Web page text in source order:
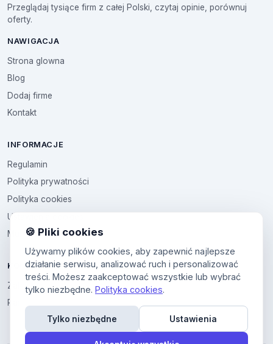
Przeglądaj tysiące firm z całej Polski, czytaj opinie, porównuj
oferty.
NAWIGACJA
Strona glowna
Blog
Dodaj firme
Kontakt
INFORMACJE
Regulamin
Polityka prywatności
Polityka cookies
Ustawienia cookies
Multikod
KONTO
Zaloguj sie
Panel uzytkownika
🍪 Pliki cookies
Używamy plików cookies, aby zapewnić najlepsze
działanie serwisu, analizować ruch i personalizować
treści. Możesz zaakceptować wszystkie lub wybrać
tylko niezbędne. Polityka cookies.
Tylko niezbędne Ustawienia